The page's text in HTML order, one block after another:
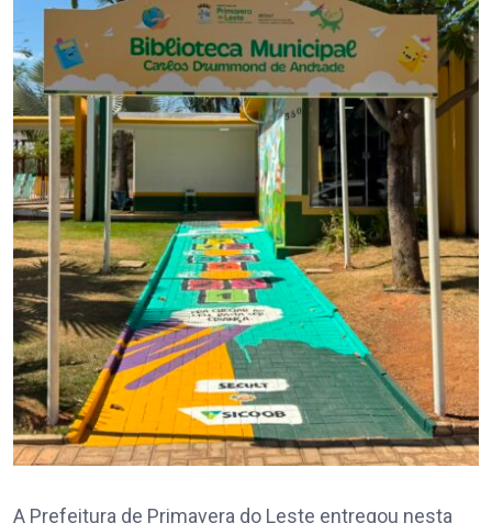
A Prefeitura de Primavera do Leste entregou nesta